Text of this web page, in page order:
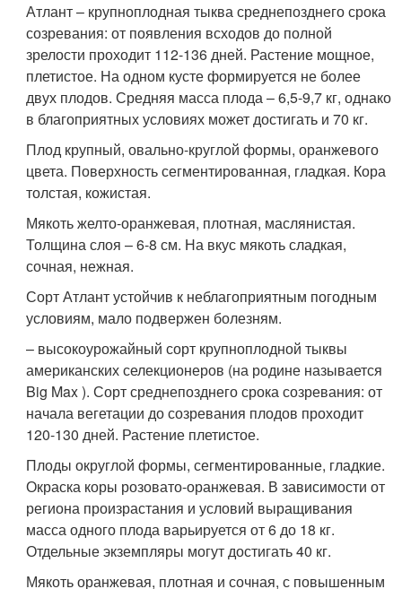
Атлант – крупноплодная тыква среднепозднего срока
созревания: от появления всходов до полной
зрелости проходит 112-136 дней. Растение мощное,
плетистое. На одном кусте формируется не более
двух плодов. Средняя масса плода – 6,5-9,7 кг, однако
в благоприятных условиях может достигать и 70 кг.
Плод крупный, овально-круглой формы, оранжевого
цвета. Поверхность сегментированная, гладкая. Кора
толстая, кожистая.
Мякоть желто-оранжевая, плотная, маслянистая.
Толщина слоя – 6-8 см. На вкус мякоть сладкая,
сочная, нежная.
Сорт Атлант устойчив к неблагоприятным погодным
условиям, мало подвержен болезням.
– высокоурожайный сорт крупноплодной тыквы
американских селекционеров (на родине называется
Big Max ). Сорт среднепозднего срока созревания: от
начала вегетации до созревания плодов проходит
120-130 дней. Растение плетистое.
Плоды округлой формы, сегментированные, гладкие.
Окраска коры розовато-оранжевая. В зависимости от
региона произрастания и условий выращивания
масса одного плода варьируется от 6 до 18 кг.
Отдельные экземпляры могут достигать 40 кг.
Мякоть оранжевая, плотная и сочная, с повышенным